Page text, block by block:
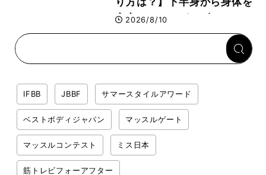
安定させるのがカギ！
2026/8/10
IFBB JBBF サマースタイルアワード
ベストボディジャパン マッスルゲート
マッスルコンテスト ミス日本
筋トレビフォーアフター